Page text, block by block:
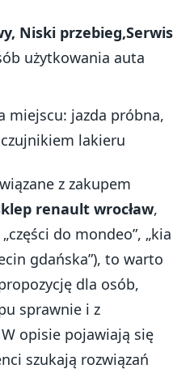
Niski przebieg,Serwis
użytkowania auta
miejscu: jazda próbna,
lakieru
z zakupem
renault wrocław,
do mondeo”, „kia
gdańska”), to warto
dla osób,
sprawnie i z
opisie pojawiają się
szukają rozwiązań